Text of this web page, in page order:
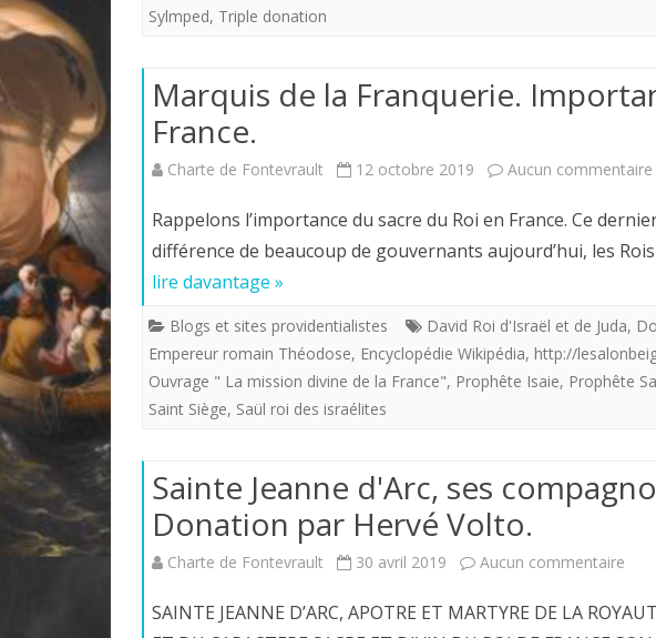
la
grâces
retour
de
Sacre
Sylmped, Triple donation
Marquis de la Franquerie.
France.
Charte de Fontevrault 12 octobre 2019 Aucun commentaire
Rappelons l’importance du sacre du Roi en France. Ce
différence de beaucoup de gouvernants aujourd’hui, les
lire davantage »
Blogs et sites providentialistes David Roi d'Israël et de Juda,
Empereur romain Théodose, Encyclopédie Wikipédia, http://
Ouvrage " La mission divine de la France", Prophête Isaie, Prophête
Saint Siège, Saül roi des israélites
Sainte Jeanne d'Arc, ses
Donation par Hervé Volto.
Charte de Fontevrault 30 avril 2019 Aucun commentaire
SAINTE JEANNE D’ARC, APOTRE ET MARTYRE DE LA